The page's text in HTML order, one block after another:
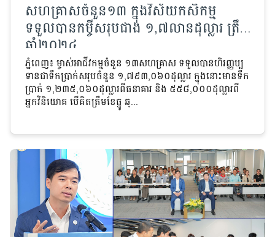
សហគ្រាសចំនួន១៣ ក្នុងវិស័យកសិកម្ម
ទទួលបានកម្ចីសរុបជាង ១,៧លានដុល្លារ ត្រឹម
ឆ្នាំ២០២៤
ភ្នំពេញ៖ ម្ចាស់អាជីវកម្មចំនួន ១៣សហគ្រាស ទទួលបានហិរញ្ញប្ប
ទានជាទឹកប្រាក់សរុបចំនួន ១,៧៩៣,០៦០ដុល្លារ ក្នុងនោះមានទឹក
ប្រាក់ ១,២៣៥,០៦០ដុល្លារពីធនាគារ និង ៥៥៨,០០០ដុល្លារពី
អ្នកវិនិយោគ បើគិតត្រឹមខែធ្នូ ឆ្...